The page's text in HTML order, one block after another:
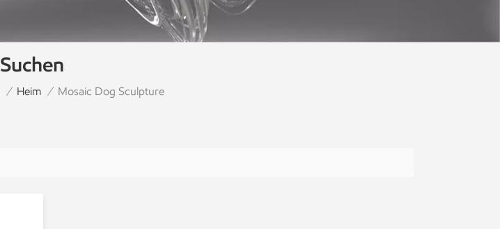
Suchen
/ Heim / Mosaic Dog Sculpture